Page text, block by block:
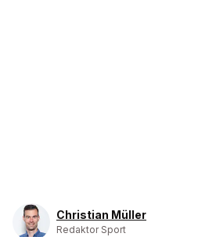
Christian Müller
Redaktor Sport